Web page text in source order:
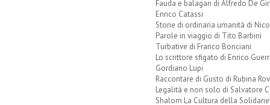
Fauda e balagan di Alfredo De
Enrico Catassi
Storie di ordinaria umanità di
Parole in viaggio di Tito Barbini
Turbative di Franco Bonciani
Lo scrittore sfigato di Enrico
Gordiano Lupi
Raccontare di Gusto di Rubina
Legalità e non solo di Salvatore
Shalom La Cultura della